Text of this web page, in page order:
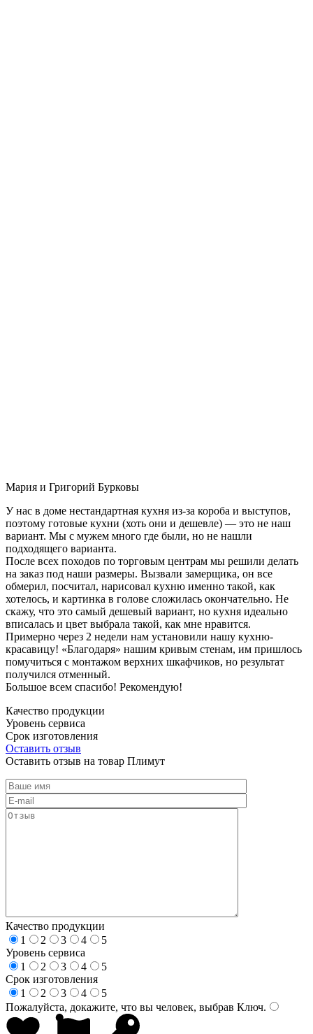
Мария и Григорий Бурковы
У нас в доме нестандартная кухня из-за короба и выступов,
поэтому готовые кухни (хоть они и дешевле) — это не наш
вариант. Мы с мужем много где были, но не нашли
подходящего варианта.
После всех походов по торговым центрам мы решили делать
на заказ под наши размеры. Вызвали замерщика, он все
обмерил, посчитал, нарисовал кухню именно такой, как
хотелось, и картинка в голове сложилась окончательно. Не
скажу, что это самый дешевый вариант, но кухня идеально
вписалась и цвет выбрала такой, как мне нравится.
Примерно через 2 недели нам установили нашу кухню-
красавицу! «Благодаря» нашим кривым стенам, им пришлось
помучиться с монтажом верхних шкафчиков, но результат
получился отменный.
Большое всем спасибо! Рекомендую!
Качество продукции
Уровень сервиса
Срок изготовления
Оставить отзыв
Оставить отзыв на товар Плимут
Качество продукции
1
2 3 4
5
Уровень сервиса
1
2 3 4
5
Срок изготовления
1
2 3 4
5
Пожалуйста, докажите, что вы человек, выбрав Ключ.